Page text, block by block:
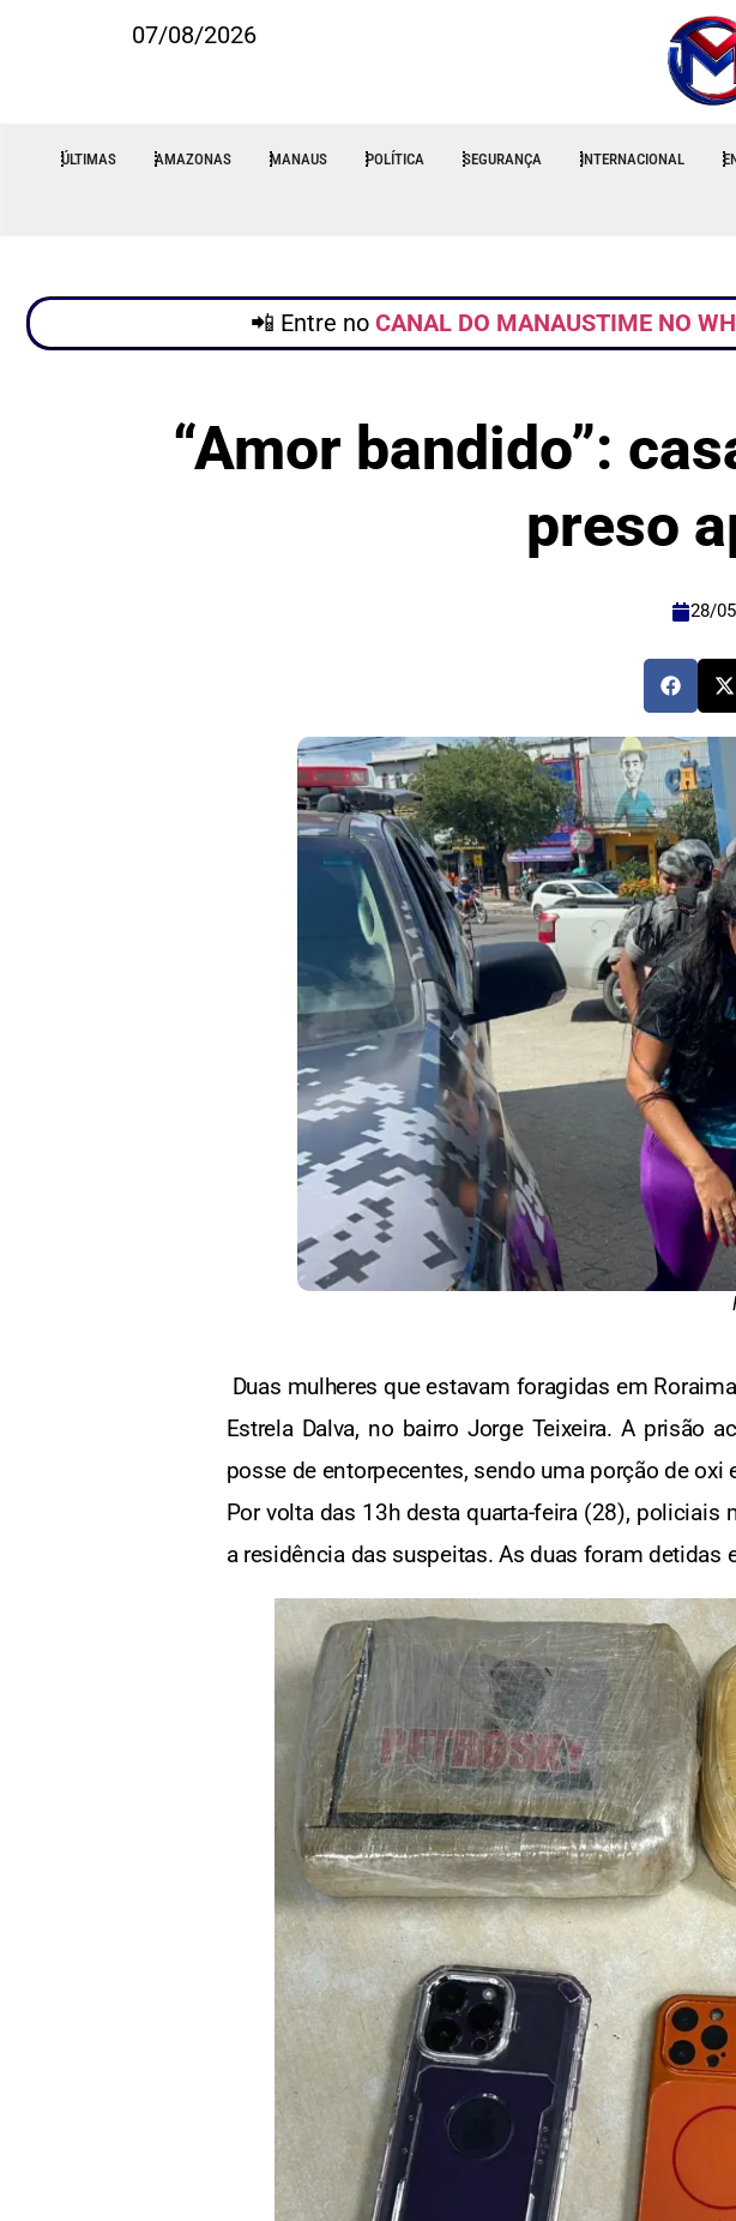
07/08/2026
ÚLTIMAS AMAZONAS MANAUS POLÍTICA SEGURANÇA INTERNACIONAL
📲 Entre no CANAL DO MANAUSTIME NO
“Amor bandido”:
preso
28/
Duas mulheres que estavam foragidas em
Estrela Dalva, no bairro Jorge Teixeira. A prisão
posse de entorpecentes, sendo uma porção de oxi
Por volta das 13h desta quarta-feira (28),
a residência das suspeitas. As duas foram